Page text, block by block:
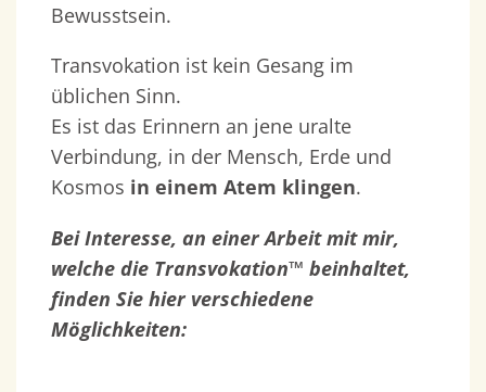
Bewusstsein.
Transvokation ist kein Gesang im
üblichen Sinn.
Es ist das Erinnern an jene uralte
Verbindung, in der Mensch, Erde und
Kosmos in einem Atem klingen.
Bei Interesse, an einer Arbeit mit mir,
welche die Transvokation™ beinhaltet,
finden Sie hier verschiedene
Möglichkeiten: